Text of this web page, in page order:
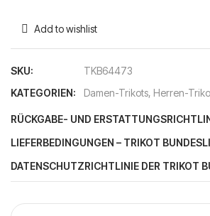
Add to wishlist
SKU:
TKB64473
KATEGORIEN:
Damen-Trikots, Herren-
RÜCKGABE- UND
LIEFERBEDINGUNGEN – TRIKOT
DATENSCHUTZRICHTLINIE DER TRIKOT